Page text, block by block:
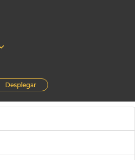
Desplegar